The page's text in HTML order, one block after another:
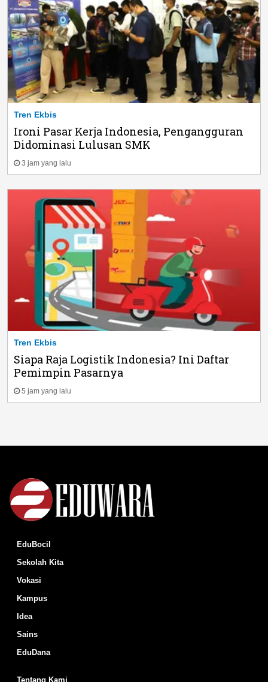
Tren Ekbis
Ironi Pasar Kerja Indonesia, Pengangguran
Didominasi Lulusan SMK
3 jam yang lalu
Tren Ekbis
Siapa Raja Logistik Indonesia? Ini Daftar
Pemimpin Pasarnya
5 jam yang lalu
EduBocil
Sekolah Kita
Vokasi
Kampus
Idea
Sains
EduDana
Tentang Kami